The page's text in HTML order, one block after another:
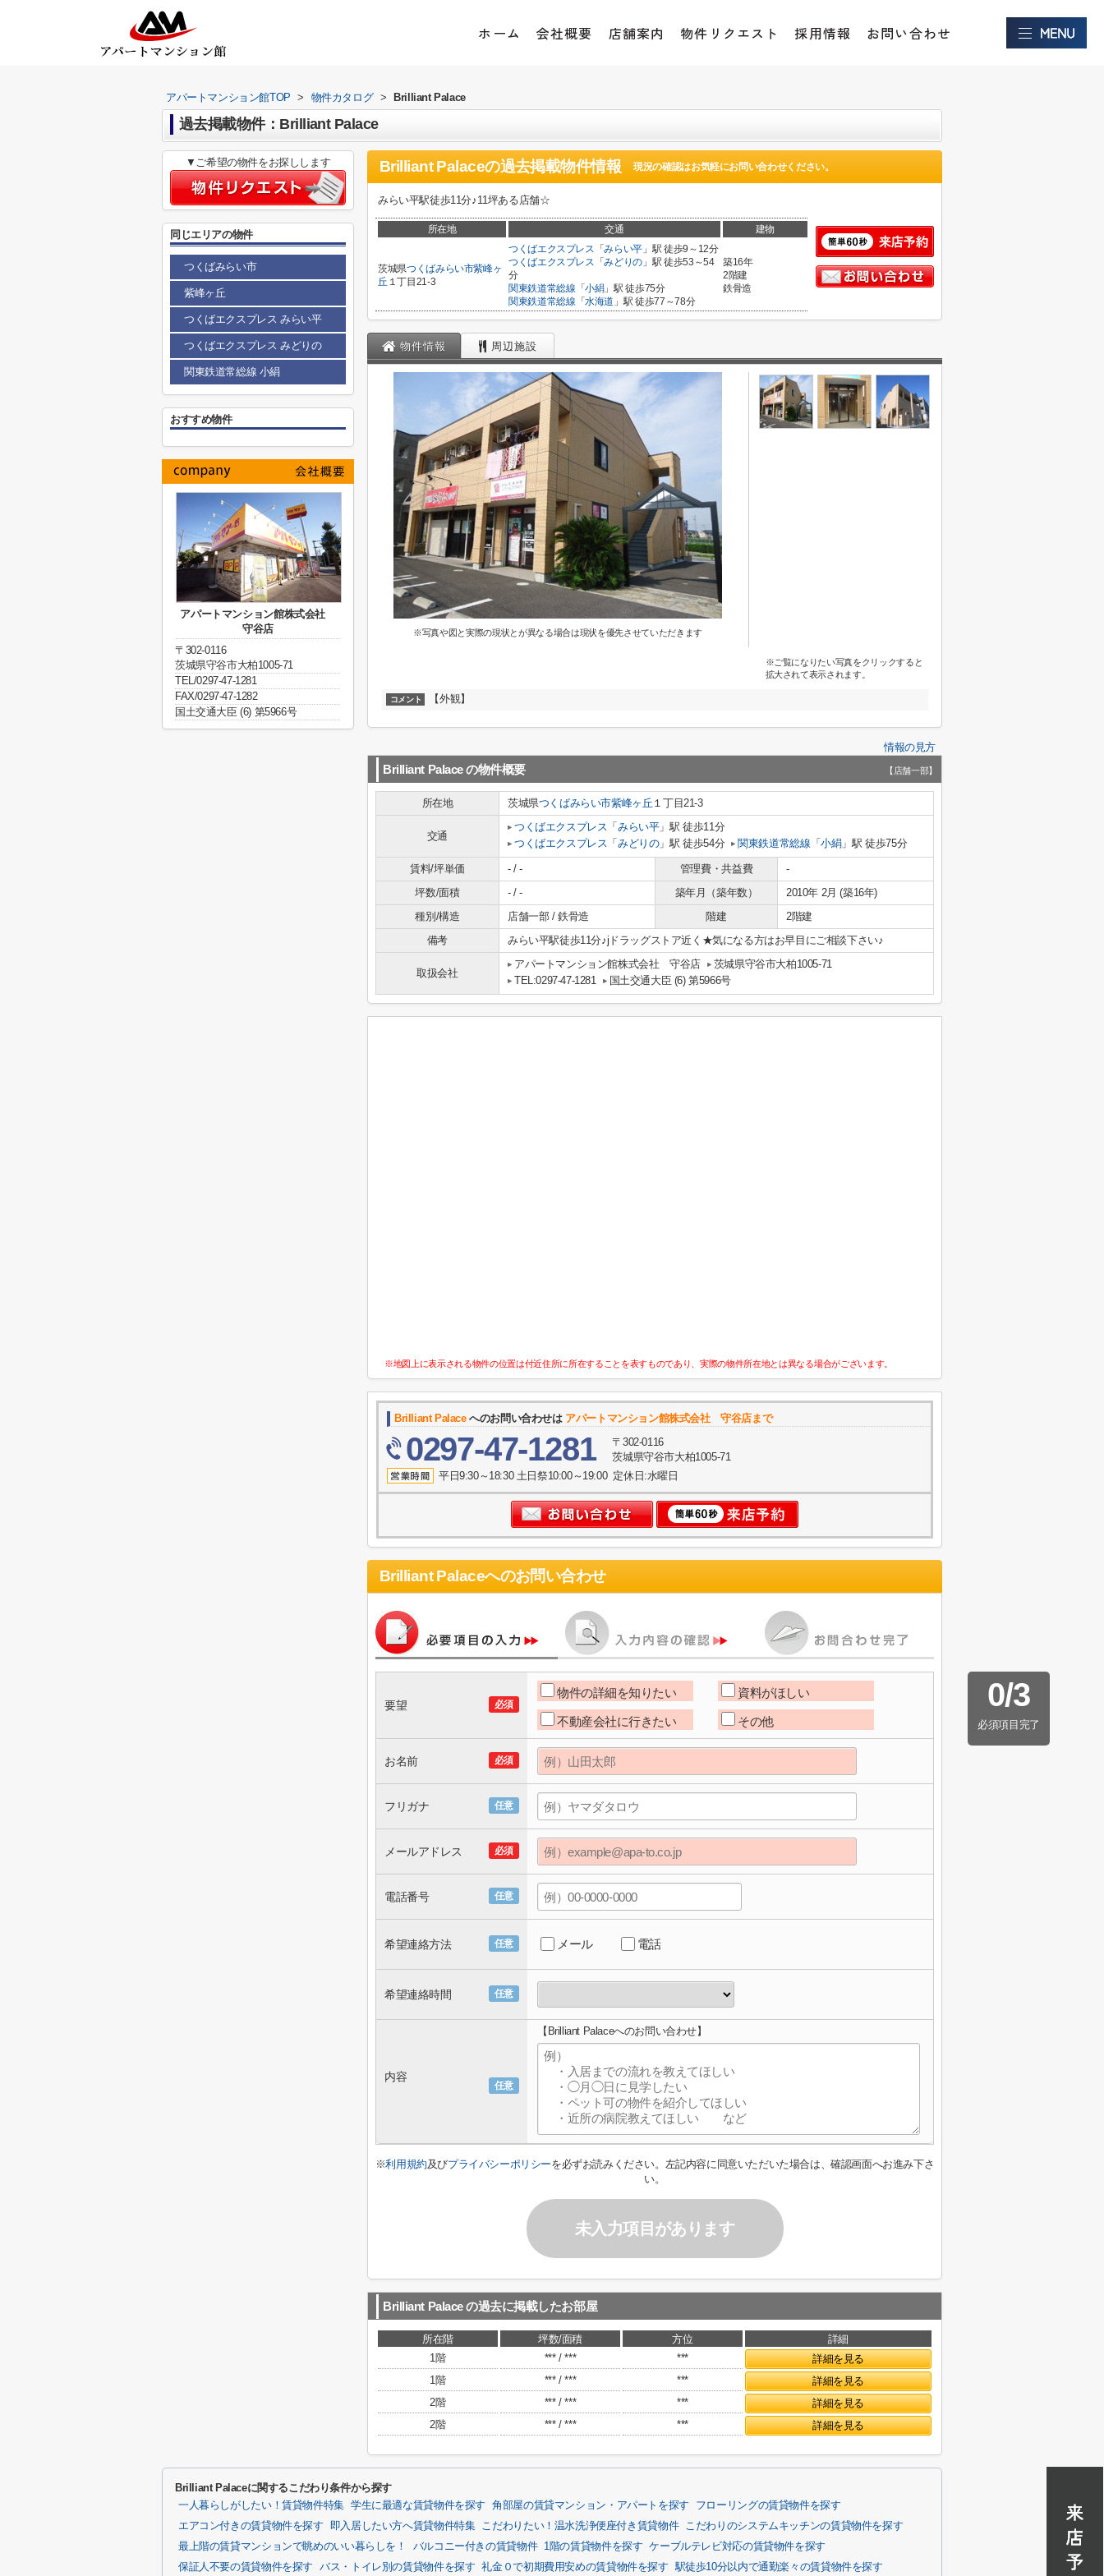
ホーム 会社概要 店舗案内 物件リクエスト 採用情報 お問い合わせ
アパートマンション館TOP > 物件カタログ > Brilliant Palace
過去掲載物件：Brilliant Palace
Brilliant Palaceの過去掲載物件情報 現況の確認はお気軽にお問い合わせください。
みらい平駅徒歩11分♪11坪ある店舗☆
所在地 交通 建物
茨城県つくばみらい市紫峰ヶ
丘 １丁目21-3
つくばエクスプレス 「みらい平 」駅 徒歩9～12分
つくばエクスプレス 「みどりの 」駅 徒歩53～54
分
関東鉄道常総線 「小絹」駅 徒歩75分
関東鉄道常総線 「水海道 」駅 徒歩77～78分
築16年
2階建
鉄骨造
物件情報 周辺施設
※写真や図と実際の現状とが異なる場合は現状を優先させていただきます
※ご覧になりたい写真をクリックすると
拡大されて表示されます。
コメント 【外観】
情報の見方
Brilliant Palaceの物件概要 【店舗一部】
所在地 茨城県つくばみらい市紫峰ヶ丘 １丁目21-3
交通
つくばエクスプレス 「みらい平」駅 徒歩11分
つくばエクスプレス 「みどりの」駅 徒歩54分 関東鉄道常総線 「小絹」駅 徒歩75分
賃料/坪単価 - / - 管理費・共益費
-
坪数/面積
- / - 築年月（築年数）
2010年 2月 (築16年)
種別/構造
店舗一部 / 鉄骨造 階建
2階建
備考
みらい平駅徒歩11分♪jドラッグストア近く★気になる方はお早目にご相談下さい♪
取扱会社
アパートマンション館株式会社 守谷店
茨城県守谷市大柏1005-71
TEL:0297-47-1281
国土交通大臣 (6) 第5966号
※地図上に表示される物件の位置は付近住所に所在することを表すものであり、実際の物件所在地とは異なる場合がございます。
Brilliant Palaceへのお問い合わせは アパートマンション館株式会社 守谷店まで
0297-47-1281
〒302-0116
茨城県守谷市大柏1005-71
平日9:30～18:30 土日祭10:00～19:00 定休日:水曜日
Brilliant Palaceへのお問い合わせ
0/3
必須項目完了
必須
要望
物件の詳細を知りたい 資料がほしい
不動産会社に行きたい その他
必須
お名前
任意
フリガナ
必須
メールアドレス
任意
電話番号
任意
希望連絡方法 メール 電話
任意
希望連絡時間
任意
内容
【Brilliant Palaceへのお問い合わせ】
※利用規約及びプライバシーポリシーを必ずお読みください。左記内容に同意いただいた場合は、確認画面へお進み下さ
い。
未入力項目があります
Brilliant Palaceの過去に掲載したお部屋
所在階 坪数/面積 方位
詳細
1階
*** / *** ***
詳細を見る
1階
*** / *** ***
詳細を見る
2階
*** / *** ***
詳細を見る
2階
*** / *** *** 詳細を見る
▼ご希望の物件をお探しします
同じエリアの物件
つくばみらい市
紫峰ヶ丘
つくばエクスプレス みらい平
つくばエクスプレス みどりの
関東鉄道常総線 小絹
おすすめ物件
アパートマンション館株式会社
守谷店
〒302-0116
茨城県守谷市大柏1005-71
TEL/0297-47-1281
FAX/0297-47-1282
国土交通大臣 (6) 第5966号
Brilliant Palaceに関するこだわり条件から探す
一人暮らしがしたい！賃貸物件特集 学生に最適な賃貸物件を探す 角部屋の賃貸マンション・アパートを探す
フローリングの賃貸物件を探す
エアコン付きの賃貸物件を探す
即入居したい方へ賃貸物件特集 こだわりたい！温水洗浄便座付き賃貸物件
こだわりのシステムキッチンの賃貸物件を探す
最上階の賃貸マンションで眺めのいい暮らしを！
バルコニー付きの賃貸物件 1階の賃貸物件を探す ケーブルテレビ対応の賃貸物件を探す
保証人不要の賃貸物件を探す
バス・トイレ別の賃貸物件を探す 礼金０で初期費用安めの賃貸物件を探す 駅徒歩10分以内で通勤楽々の賃貸物件を探す